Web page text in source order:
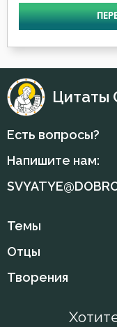
Воздержание
Воскресение
Воскресение
Глаза
Гордость
Грех
Цитаты
Есть вопросы?
Напишите нам:
Темы
Отцы
Творения